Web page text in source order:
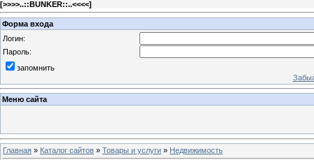
[>>>>..::BUNKER::..<<<<]
Форма входа
Логин:
Пароль:
запомнить
Меню сайта
Главная » Каталог сайтов » Товары и услуги » Недвижимость